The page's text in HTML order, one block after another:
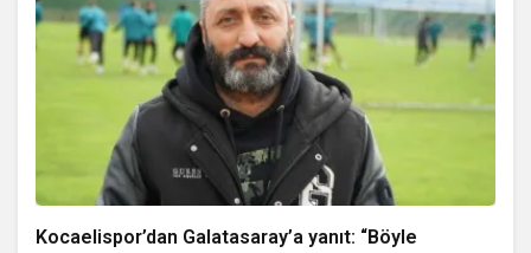
Kocaelispor’dan Galatasaray’a yanıt: “Böyle